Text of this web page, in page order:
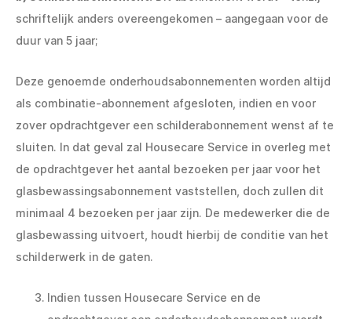
schriftelijk anders overeengekomen – aangegaan voor de
duur van 5 jaar;
Deze genoemde onderhoudsabonnementen worden altijd
als combinatie-abonnement afgesloten, indien en voor
zover opdrachtgever een schilderabonnement wenst af te
sluiten. In dat geval zal Housecare Service in overleg met
de opdrachtgever het aantal bezoeken per jaar voor het
glasbewassingsabonnement vaststellen, doch zullen dit
minimaal 4 bezoeken per jaar zijn. De medewerker die de
glasbewassing uitvoert, houdt hierbij de conditie van het
schilderwerk in de gaten.
Indien tussen Housecare Service en de